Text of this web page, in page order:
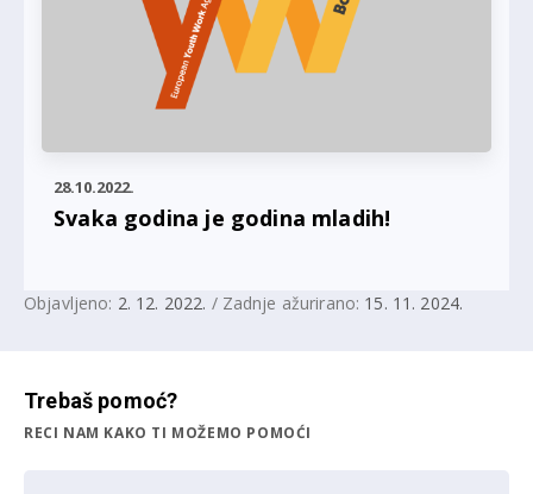
28.10.2022.
Svaka godina je godina mladih!
Objavljeno: 2. 12. 2022. / Zadnje ažurirano: 15. 11. 2024.
Trebaš pomoć?
RECI NAM KAKO TI MOŽEMO POMOĆI